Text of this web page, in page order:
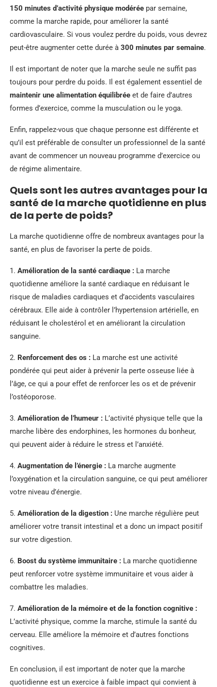
150 minutes d’activité physique modérée par semaine,
comme la marche rapide, pour améliorer la santé
cardiovasculaire. Si vous voulez perdre du poids, vous devrez
peut-être augmenter cette durée à 300 minutes par semaine.
Il est important de noter que la marche seule ne suffit pas
toujours pour perdre du poids. Il est également essentiel de
maintenir une alimentation équilibrée et de faire d’autres
formes d’exercice, comme la musculation ou le yoga.
Enfin, rappelez-vous que chaque personne est différente et
qu’il est préférable de consulter un professionnel de la santé
avant de commencer un nouveau programme d’exercice ou
de régime alimentaire.
Quels sont les autres avantages pour la
santé de la marche quotidienne en plus
de la perte de poids?
La marche quotidienne offre de nombreux avantages pour la
santé, en plus de favoriser la perte de poids.
1. Amélioration de la santé cardiaque : La marche
quotidienne améliore la santé cardiaque en réduisant le
risque de maladies cardiaques et d’accidents vasculaires
cérébraux. Elle aide à contrôler l’hypertension artérielle, en
réduisant le cholestérol et en améliorant la circulation
sanguine.
2. Renforcement des os : La marche est une activité
pondérée qui peut aider à prévenir la perte osseuse liée à
l’âge, ce qui a pour effet de renforcer les os et de prévenir
l’ostéoporose.
3. Amélioration de l’humeur : L’activité physique telle que la
marche libère des endorphines, les hormones du bonheur,
qui peuvent aider à réduire le stress et l’anxiété.
4. Augmentation de l’énergie : La marche augmente
l’oxygénation et la circulation sanguine, ce qui peut améliorer
votre niveau d’énergie.
5. Amélioration de la digestion : Une marche régulière peut
améliorer votre transit intestinal et a donc un impact positif
sur votre digestion.
6. Boost du système immunitaire : La marche quotidienne
peut renforcer votre système immunitaire et vous aider à
combattre les maladies.
7. Amélioration de la mémoire et de la fonction cognitive :
L’activité physique, comme la marche, stimule la santé du
cerveau. Elle améliore la mémoire et d’autres fonctions
cognitives.
En conclusion, il est important de noter que la marche
quotidienne est un exercice à faible impact qui convient à